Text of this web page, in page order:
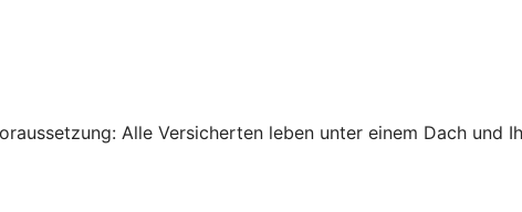
Alle Versicherten leben unter einem Dach und